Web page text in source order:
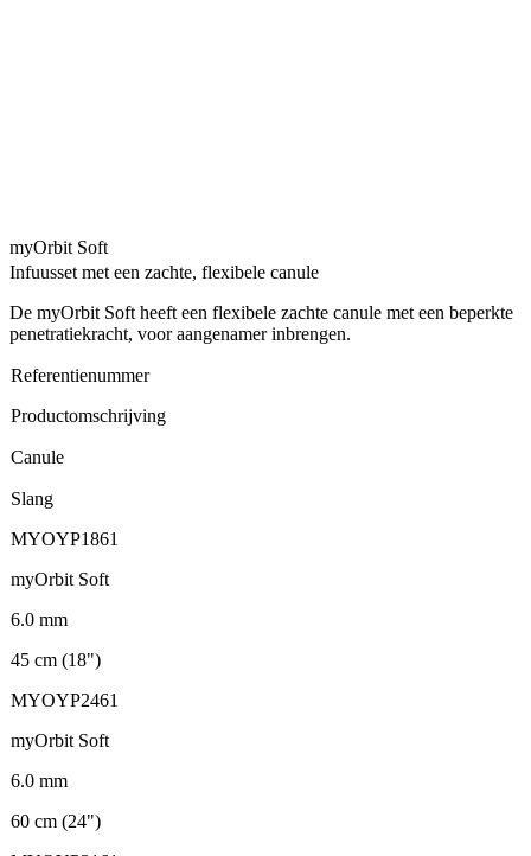
myOrbit Soft
Infuusset met een zachte, flexibele canule
De myOrbit Soft heeft een flexibele zachte canule met een beperkte
penetratiekracht, voor aangenamer inbrengen.
Referentienummer
Productomschrijving
Canule
Slang
MYOYP1861
myOrbit Soft
6.0 mm
45 cm (18")
MYOYP2461
myOrbit Soft
6.0 mm
60 cm (24")